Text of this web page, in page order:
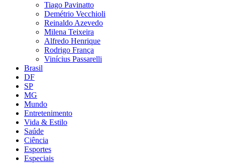
Tiago Pavinatto
Demétrio Vecchioli
Reinaldo Azevedo
Milena Teixeira
Alfredo Henrique
Rodrigo França
Vinícius Passarelli
Brasil
DF
SP
MG
Mundo
Entretenimento
Vida & Estilo
Saúde
Ciência
Esportes
Especiais